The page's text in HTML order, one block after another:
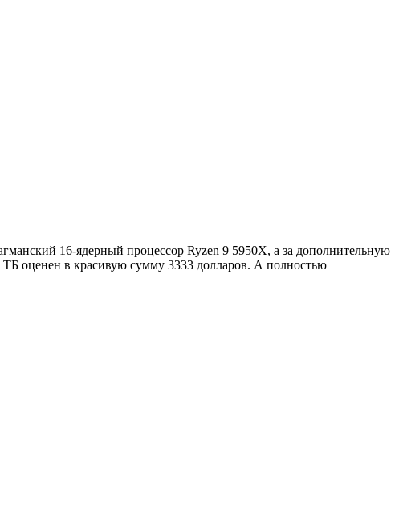
16-ядерный процессор Ryzen 9 5950X, а за дополнительную
оценен в красивую сумму 3333 долларов. А полностью